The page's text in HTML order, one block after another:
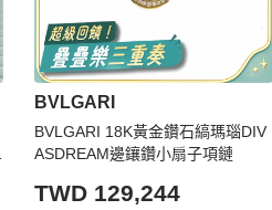
BVLGARI
BVLGARI 18K黃金鑽石縞瑪瑙DIV
ASDREAM邊鑲鑽小扇子項鏈
TWD 129,244